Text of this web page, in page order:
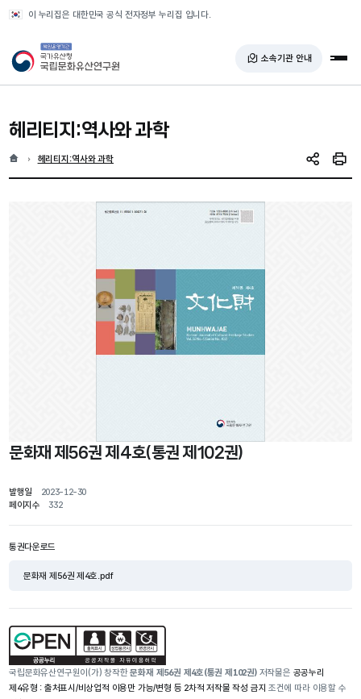
이 누리집은 대한민국 공식 전자정부 누리집 입니다.
국가유산청 국립문화유산연구원 소속기관 안내 전
헤리티지:역사와 과학
홈 현재 위치
헤리티지:역사와 과학 SNS 공유인쇄
문화재 제56권 제4호(통권 제102권)
발행일
2023-12-30
페이지수
332
통권다운로드
문화재 제56권 제4호.pdf
국립문화유산연구원이(가) 창작한문화재 제56권 제4호(통권 제102권)저작물은 공공누리
제4유형 : 출처표시/비상업적 이용만 가능/변형 등 2차적 저작물 작성 금지 조건에 따라 이용할 수